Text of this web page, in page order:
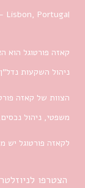
Lisbon, Portugal
קאזה פורטוגל הוא
ניהול השקעות
הצוות של קאזה
משפטי, ניהול
לקאזה פורטוגל יש
הצטרפו